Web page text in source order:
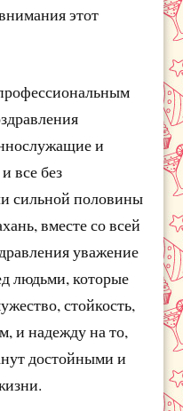
этот
и
все без
сильной половины
вместе со всей
уважение
людьми, которые
стойкость,
и надежду на то,
достойными и